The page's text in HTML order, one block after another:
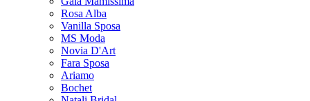
Rosa Alba
Vanilla Sposa
MS Moda
Novia D'Art
Fara Sposa
Ariamo
Bochet